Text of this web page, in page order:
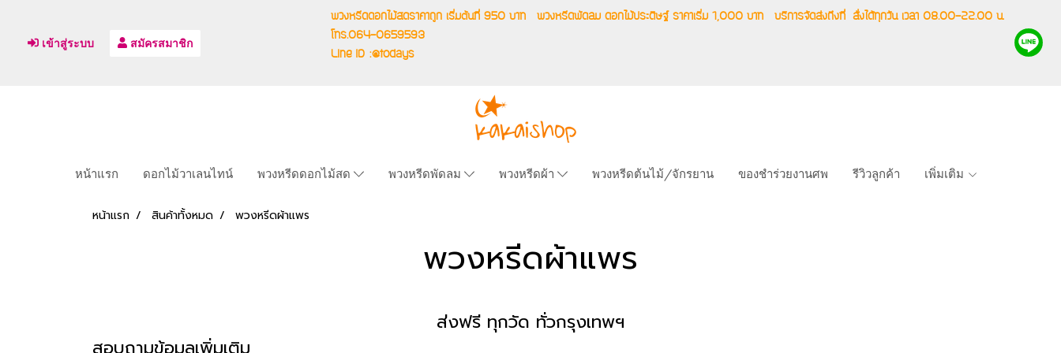
เข้าสู่ระบบ สมัครสมาชิก
พวงหรีดดอกไม้สดราคาถูก เริ่มต้นที่ 950 บาท พวงหรีดพัดลม ดอกไม้ประดิษฐ์ ราคาเริ่ม 1,000 บาท บริการจัดส่งถึงที่ สั่งได้ทุกวัน เวลา 08.00-22.00 น.
โทร.064-0659593
Line ID :@todays
หน้าแรก ดอกไม้วาเลนไทน์ พวงหรีดดอกไม้สด พวงหรีดพัดลม พวงหรีดผ้า พวงหรีดต้นไม้/จักรยาน ของชำร่วยงานศพ รีวิวลูกค้า เพิ่มเติม
หน้าแรก สินค้าทั้งหมด พวงหรีดผ้าแพร
พวงหรีดผ้าแพร
ส่งฟรี ทุกวัด ทั่วกรุงเทพฯ
สอบถามข้อมูลเพิ่มเติม